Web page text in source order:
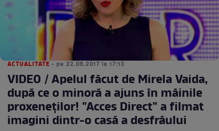
ACTUALITATE • pe 22.06.2017 la 17:15
VIDEO / Apelul făcut de Mirela Vaida,
după ce o minoră a ajuns în mâinile
proxeneţilor! "Acces Direct" a filmat
imagini dintr-o casă a desfrâului